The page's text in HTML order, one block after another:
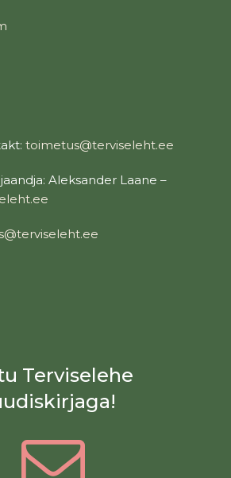
toimetus@terviseleht.ee
Aleksander Laane –
Terviselehe